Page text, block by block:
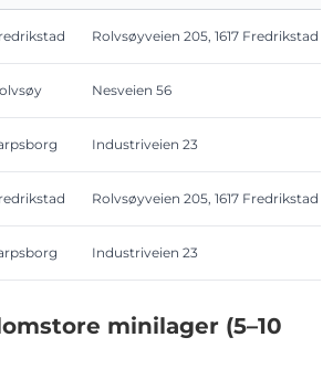
Rolvsøyveien 205, 1617 Fredrikstad
Nesveien 56
Industriveien 23
Rolvsøyveien 205, 1617 Fredrikstad
Industriveien 23
minilager (5–10